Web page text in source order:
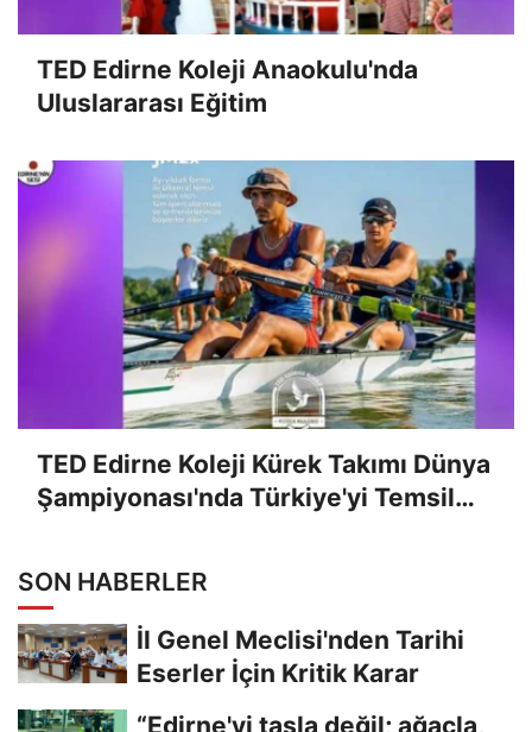
TED Edirne Koleji Anaokulu'nda
Uluslararası Eğitim
TED Edirne Koleji Kürek Takımı Dünya
Şampiyonası'nda Türkiye'yi Temsil
SON HABERLER
İl Genel Meclisi'nden Tarihi
Eserler İçin Kritik Karar
“Edirne'yi taşla değil; ağaçla,